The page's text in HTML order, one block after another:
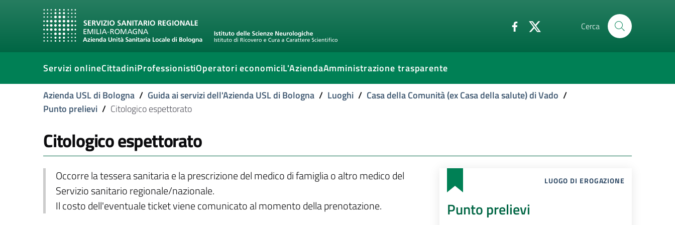
Cerca
Servizi onlineCittadiniProfessionistiOperatori economiciL'AziendaAmministrazione trasparente
Azienda USL di Bologna / Guida ai servizi dell'Azienda USL di Bologna / Luoghi / Casa della Comunità (ex Casa della salute) di Vado /
Punto prelievi / Citologico espettorato
Citologico espettorato
Occorre la tessera sanitaria e la prescrizione del medico di famiglia o altro medico del
Servizio sanitario regionale/nazionale.
Il costo dell'eventuale ticket viene comunicato al momento della prenotazione.
LUOGO DI EROGAZIONE
Punto prelievi